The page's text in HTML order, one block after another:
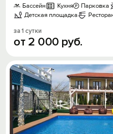
Бассейн
Кухня Парковка
Детская площадка
за 1 сутки
от 2 000 руб.